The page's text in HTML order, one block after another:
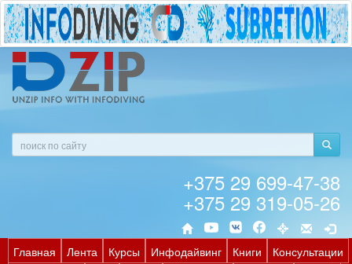
+375 29 699-47-38
+375 29 319-05-26
Главная Лента Курсы Инфодайвинг Книги
Консультации